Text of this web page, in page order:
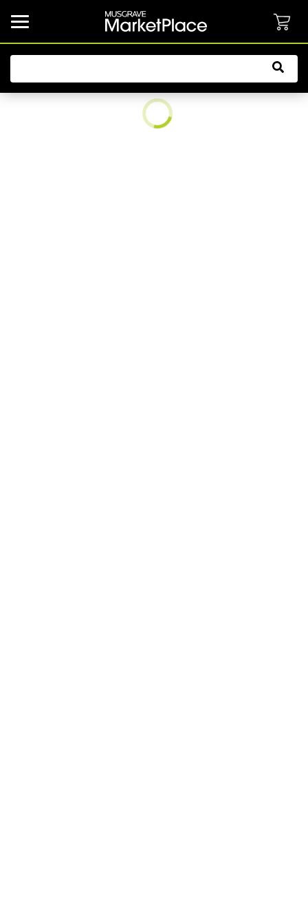
common.button.navbarCollapsed.text